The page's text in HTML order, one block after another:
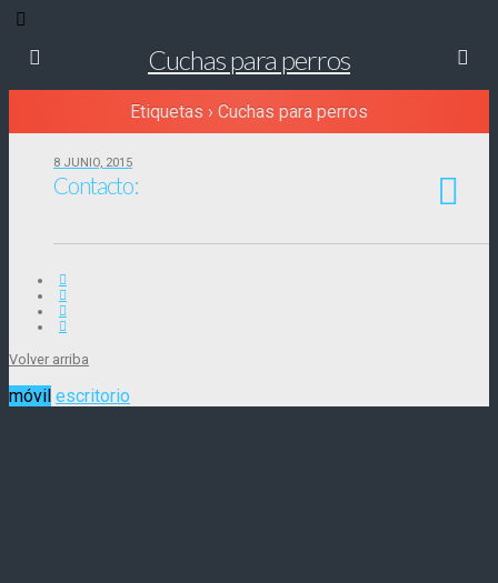
Cuchas para perros
Etiquetas › Cuchas para perros
8 JUNIO, 2015
Contacto:
Volver arriba
móvil escritorio